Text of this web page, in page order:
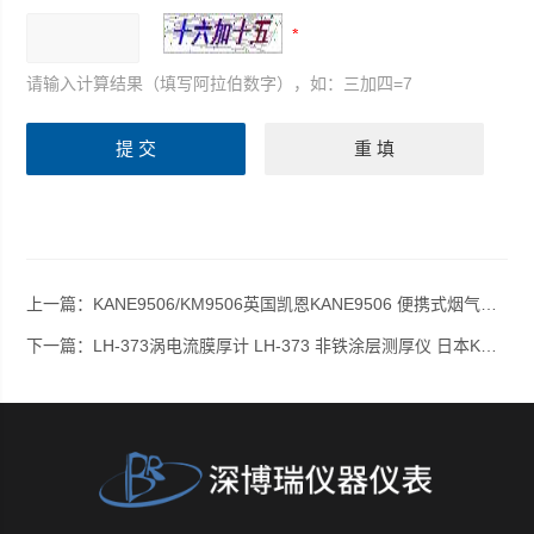
请输入计算结果（填写阿拉伯数字），如：三加四=7
上一篇： KANE9506/KM9506英国凯恩KANE9506 便携式烟气分析仪 KM9506
下一篇： LH-373涡电流膜厚计 LH-373 非铁涂层测厚仪 日本KETT